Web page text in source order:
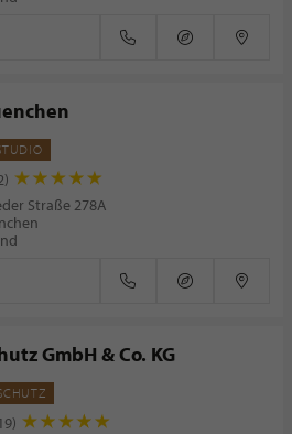
Straße 278A
GmbH & Co. KG